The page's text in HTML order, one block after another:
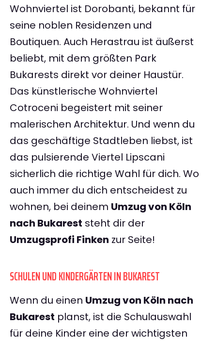
Wohnviertel ist Dorobanti, bekannt für
seine noblen Residenzen und
Boutiquen. Auch Herastrau ist äußerst
beliebt, mit dem größten Park
Bukarests direkt vor deiner Haustür.
Das künstlerische Wohnviertel
Cotroceni begeistert mit seiner
malerischen Architektur. Und wenn du
das geschäftige Stadtleben liebst, ist
das pulsierende Viertel Lipscani
sicherlich die richtige Wahl für dich. Wo
auch immer du dich entscheidest zu
wohnen, bei deinem Umzug von Köln
nach Bukarest steht dir der
Umzugsprofi Finken zur Seite!
SCHULEN UND KINDERGÄRTEN IN BUKAREST
Wenn du einen Umzug von Köln nach
Bukarest planst, ist die Schulauswahl
für deine Kinder eine der wichtigsten